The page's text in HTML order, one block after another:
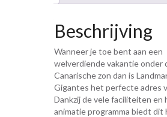
Beschrijving
Wanneer je toe bent aan een
welverdiende vakantie onder
Canarische zon dan is
Gigantes het perfecte adres
Dankzij de vele faciliteiten en
animatie programma biedt dit